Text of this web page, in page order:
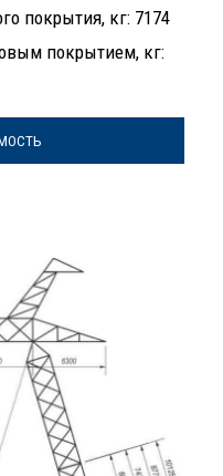
покрытия, кг: 7174
покрытием, кг: